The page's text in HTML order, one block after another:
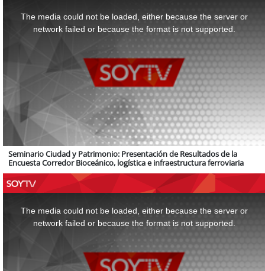
The media could not be loaded, either because the server or
network failed or because the format is not supported.
Seminario Ciudad y Patrimonio: Presentación de Resultados de la
Encuesta Corredor Bioceánico, logística e infraestructura ferroviaria
The media could not be loaded, either because the server or
network failed or because the format is not supported.